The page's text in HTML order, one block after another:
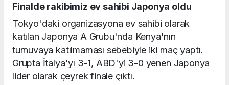
Finalde rakibimiz ev sahibi Japonya oldu
Tokyo'daki organizasyona ev sahibi olarak
katılan Japonya A Grubu'nda Kenya'nın
turnuvaya katılmaması sebebiyle iki maç yaptı.
Grupta İtalya'yı 3-1, ABD'yi 3-0 yenen Japonya
lider olarak çeyrek finale çıktı.